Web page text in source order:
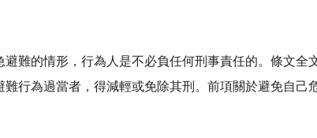
難的情形，行為人是不必負任何刑事責任的。條文全
行為過當者，得減輕或免除其刑。前項關於避免自己